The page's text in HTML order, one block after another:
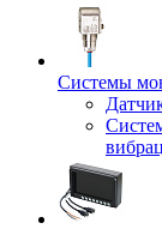
Системы